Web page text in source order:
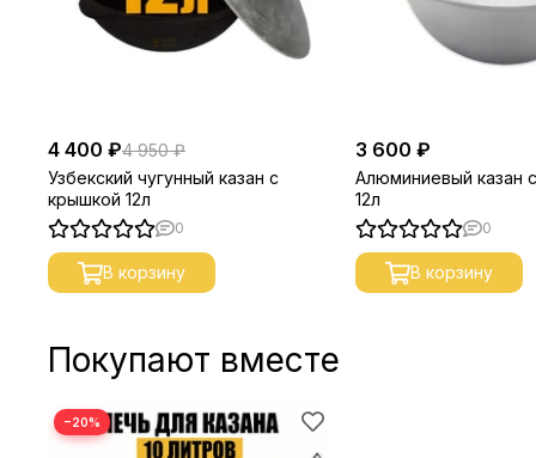
4 400 ₽4 950 ₽
Узбекский чугунный казан с
крышкой 12л
0
В корзину
3 600 ₽
Алюминиевый казан
12л
0
В корзину
Покупают вместе
−20%